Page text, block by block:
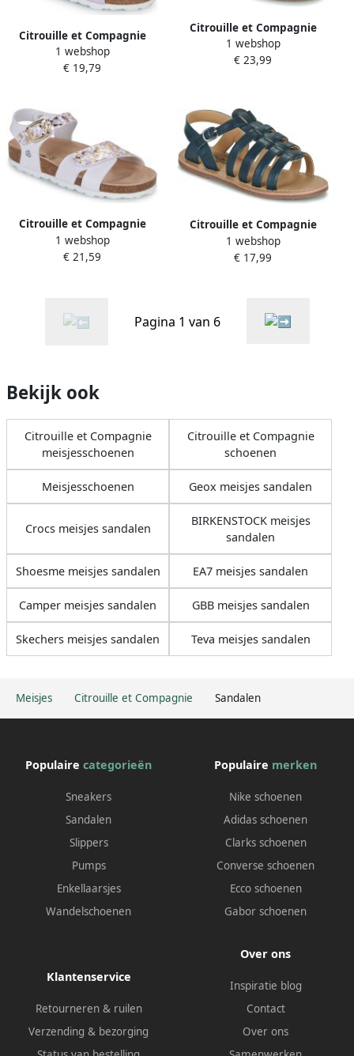
Meisjes Citrouille et Compagnie Sandalen
Citrouille et Compagnie
Platte sandalen MARLYNE
1 webshop
€ 19,79
Citrouille et Compagnie
Platte sandalen INALA
1 webshop
€ 23,99
Citrouille et Compagnie
Platte sandalen CHOMINA
1 webshop
€ 21,59
Citrouille et Compagnie
Platte sandalen INALA
1 webshop
€ 17,99
Pagina 1 van 6
Bekijk ook
Citrouille et Compagnie
meisjesschoenen
Citrouille et Compagnie
schoenen
Meisjesschoenen Geox meisjes sandalen
Crocs meisjes sandalen
BIRKENSTOCK meisjes
sandalen
Shoesme meisjes sandalen EA7 meisjes sandalen
Camper meisjes sandalen GBB meisjes sandalen
Skechers meisjes sandalen Teva meisjes sandalen
Populaire categorieën
Sneakers
Sandalen
Slippers
Pumps
Enkellaarsjes
Wandelschoenen
Populaire merken
Nike schoenen
Adidas schoenen
Clarks schoenen
Converse schoenen
Ecco schoenen
Gabor schoenen
Klantenservice
Retourneren & ruilen
Verzending & bezorging
Over ons
Inspiratie blog
Contact
Over ons